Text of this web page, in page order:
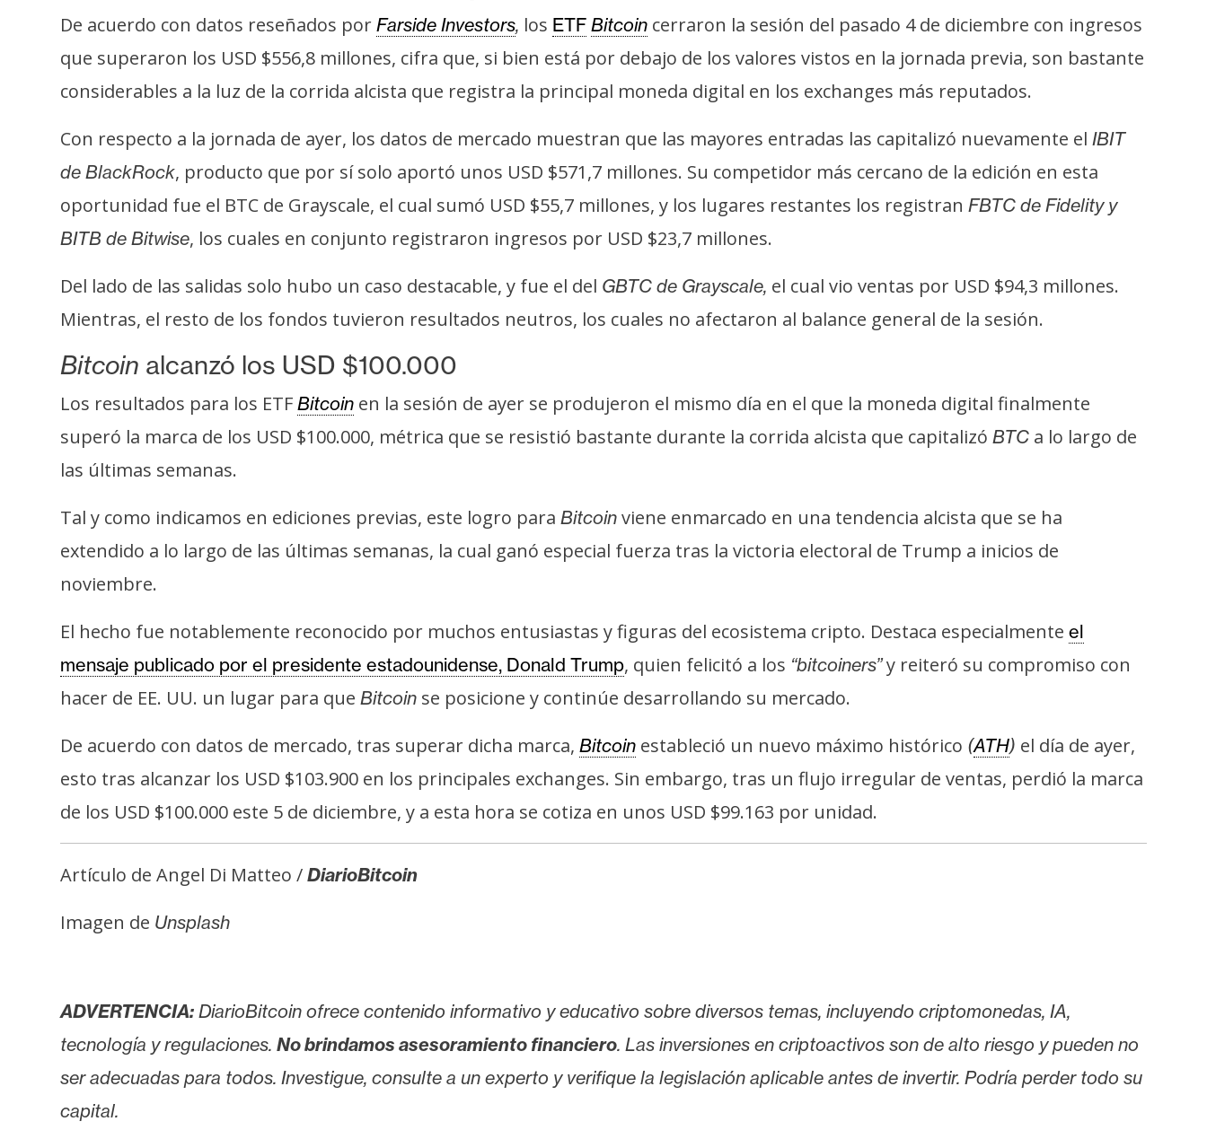
T
e
s
e
c
r
s
s
C
n
a
c
o
y
u
b
i
i
d
a
d
De acuerdo con datos reseñados por Farside Investors, los ETF Bitcoin cerraron la sesión del pasado 4 de diciembre con ingresos
que superaron los USD $556,8 millones, cifra que, si bien está por debajo de los valores vistos en la jornada previa, son bastante
considerables a la luz de la corrida alcista que registra la principal moneda digital en los exchanges más reputados.
Con respecto a la jornada de ayer, los datos de mercado muestran que las mayores entradas las capitalizó nuevamente el IBIT
de BlackRock, producto que por sí solo aportó unos USD $571,7 millones. Su competidor más cercano de la edición en esta
oportunidad fue el BTC de Grayscale, el cual sumó USD $55,7 millones, y los lugares restantes los registran FBTC de Fidelity y
BITB de Bitwise, los cuales en conjunto registraron ingresos por USD $23,7 millones.
Del lado de las salidas solo hubo un caso destacable, y fue el del GBTC de Grayscale, el cual vio ventas por USD $94,3 millones.
Mientras, el resto de los fondos tuvieron resultados neutros, los cuales no afectaron al balance general de la sesión.
Bitcoin alcanzó los USD $100.000
Los resultados para los ETF Bitcoin en la sesión de ayer se produjeron el mismo día en el que la moneda digital finalmente
superó la marca de los USD $100.000, métrica que se resistió bastante durante la corrida alcista que capitalizó BTC a lo largo de
las últimas semanas.
Tal y como indicamos en ediciones previas, este logro para Bitcoin viene enmarcado en una tendencia alcista que se ha
extendido a lo largo de las últimas semanas, la cual ganó especial fuerza tras la victoria electoral de Trump a inicios de
noviembre.
El hecho fue notablemente reconocido por muchos entusiastas y figuras del ecosistema cripto. Destaca especialmente el
mensaje publicado por el presidente estadounidense, Donald Trump, quien felicitó a los “bitcoiners”y reiteró su compromiso con
hacer de EE. UU. un lugar para que Bitcoin se posicione y continúe desarrollando su mercado.
De acuerdo con datos de mercado, tras superar dicha marca, Bitcoin estableció un nuevo máximo histórico (ATH) el día de ayer,
esto tras alcanzar los USD $103.900 en los principales exchanges. Sin embargo, tras un flujo irregular de ventas, perdió la marca
de los USD $100.000 este 5 de diciembre, y a esta hora se cotiza en unos USD $99.163 por unidad.
Artículo de Angel Di Matteo / DiarioBitcoin
Imagen de Unsplash
ADVERTENCIA: DiarioBitcoin ofrece contenido informativo y educativo sobre diversos temas, incluyendo criptomonedas, IA,
tecnología y regulaciones. No brindamos asesoramiento financiero. Las inversiones en criptoactivos son de alto riesgo y pueden no
ser adecuadas para todos. Investigue, consulte a un experto y verifique la legislación aplicable antes de invertir. Podría perder todo su
capital.